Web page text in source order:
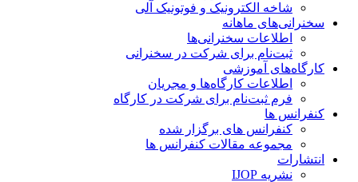
شاخه‌ الکترونیک و فوتونیک آلی
سخنرانی‌های ماهانه
اطلاعات سخنرانی‌‌ها
ثبت‌نام برای شرکت در سخنرانی
کارگاه‌های آموزشی
اطلاعات کارگاه‌ها و مجریان
فرم ثبت‌نام برای شرکت در کارگاه
کنفرانس ها
کنفرانس های برگزار شده
مجموعه مقالات کنفرانس ها
انتشارات
نشریه IJOP